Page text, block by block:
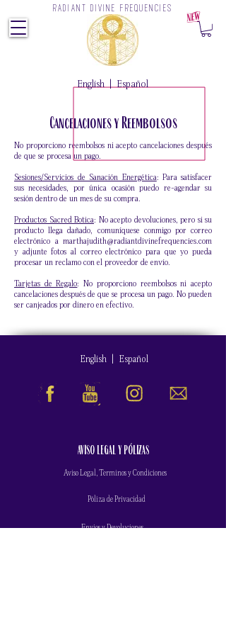
Z
RADIANT DIVINE FREQUENCIES
English|Español
No proporciono reembolsos ni acepto cancelaciones después
de que se procesa un pago.
Sesiones/Servicios de Sanación Energética: Para satisfacer
sus necesidades, por única ocasión puedo re-agendar su
sesión dentro de un mes de su compra.
Productos Sacred Botica: No acepto devoluciones, pero si su
producto llega dañado, comuníquese conmigo por correo
electrónico a marthajudith@radiantdivinefrequencies.com
y adjunte fotos al correo electrónico para que yo pueda
procesar un reclamo con el proveedor de envío.
Tarjetas de Regalo: No proporciono reembolsos ni acepto
cancelaciones después de que se procesa un pago. Nopueden
ser canjeados por dinero en efectivo.
Cancelaciones y Reembolsos
English| Español
AVISO LEGAL Y PÓLIZAS
Aviso Legal, Terminos y Condiciones
Póliza de Privacidad
Envios y Devoluciones